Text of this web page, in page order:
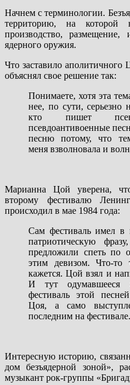
Начнем с терминологии.
территорию, на которой
производство, размещение,
ядерного оружия.
Что заставило
объяснял свое решение так:
Понимаете, хотя эта
нее, по сути, серьезно
кто пишет
псевдоантивоенные
песню потому, что
меня взволновала и
Марианна Цой уверена,
второму фестивалю
происходил в мае 1984 года:
Сам фестиваль имел в
патриотическую
предложили спеть по
этим девизом. Что-
кажется. Цой взял и
И тут одумавшееся
фестиваль этой
Цоя, а само
последним на фестивале.
Интересную историю,
дом безъядерной зоной»,
музыкант рок-группы